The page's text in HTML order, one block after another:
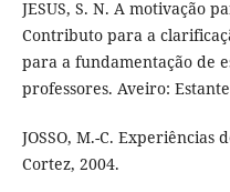
JESUS, S. N. A motivação
Contributo para a
para a fundamentação de
professores. Aveiro:
JOSSO, M.-C. Experiências
Cortez, 2004.